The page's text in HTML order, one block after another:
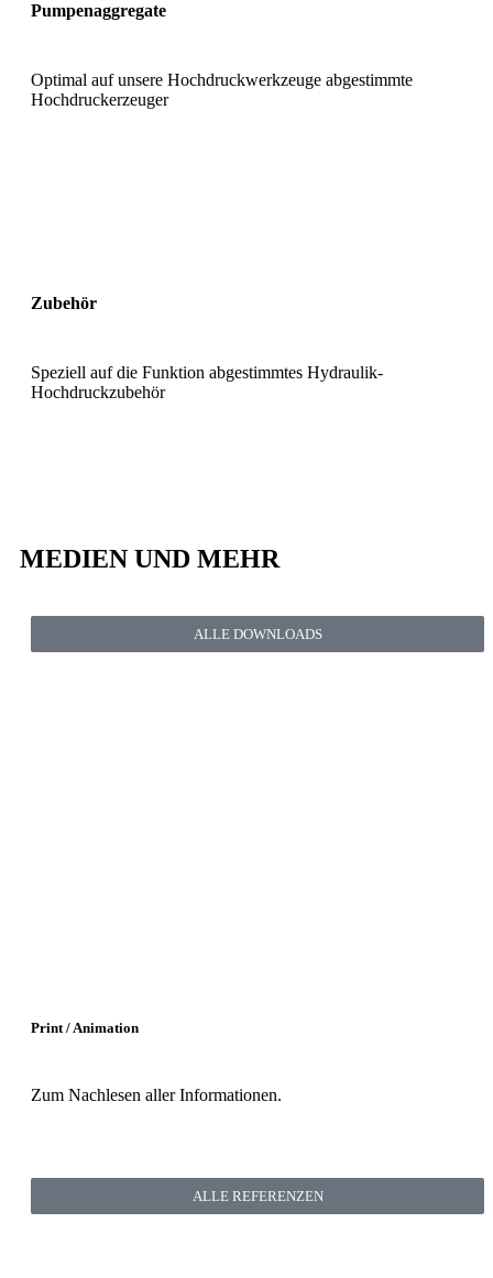
Pumpenaggregate
Optimal auf unsere Hochdruckwerkzeuge abgestimmte
Hochdruckerzeuger
Zubehör
Speziell auf die Funktion abgestimmtes Hydraulik-
Hochdruckzubehör
MEDIEN UND MEHR
Print / Animation
Zum Nachlesen aller Informationen.
ALLE DOWNLOADS
ALLE REFERENZEN